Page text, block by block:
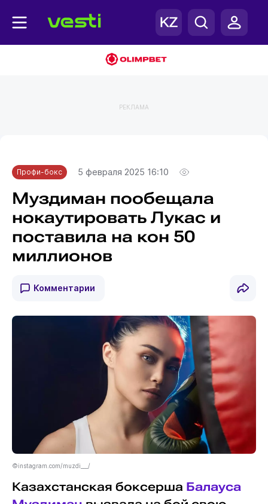
РЕКЛАМА
Профи-бокс 5 февраля 2025 16:10
Муздиман пообещала
нокаутировать Лукас и
поставила на кон 50
миллионов
Комментарии
©instagram.com/muzdi___/
Казахстанская боксерша Балауса